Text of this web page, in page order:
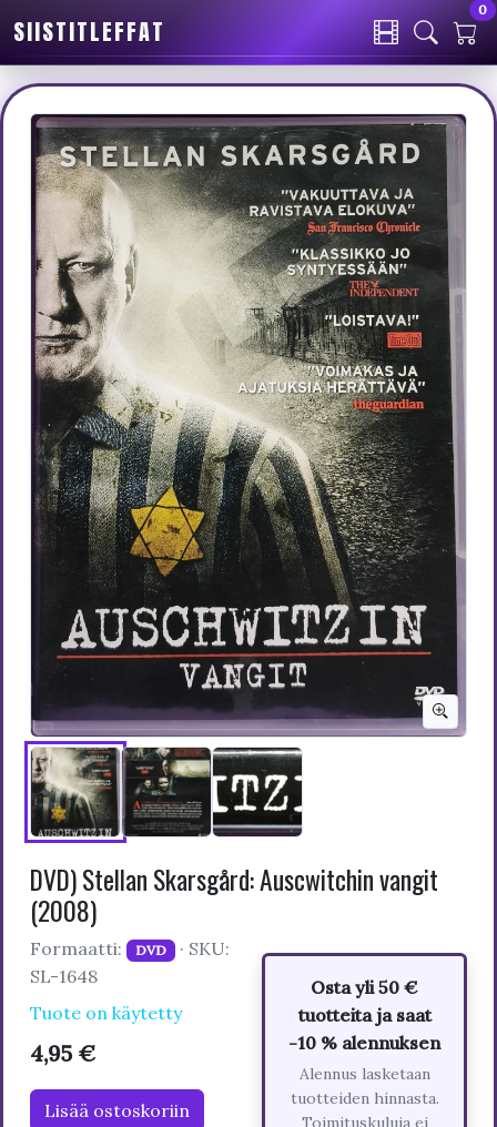
SIISTITLEFFAT
0
DVD) Stellan Skarsgård: Auscwitchin vangit
(2008)
Formaatti: DVD · SKU:
SL-1648
Tuote on käytetty
4,95 €
Lisää ostoskoriin
Osta yli 50 €
tuotteita ja saat
-10 % alennuksen
Alennus lasketaan
tuotteiden hinnasta.
Toimituskuluja ei